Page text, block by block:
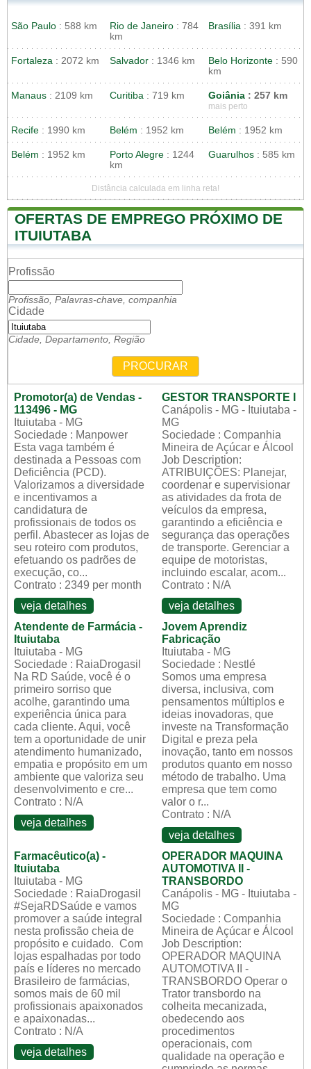
São Paulo : 588 km Rio de Janeiro : 784
km
Brasília : 391 km
Fortaleza : 2072 km Salvador : 1346 km Belo Horizonte : 590
km
Manaus : 2109 km Curitiba : 719 km Goiânia : 257 km
mais perto
Recife : 1990 km Belém : 1952 km Belém : 1952 km
Belém : 1952 km Porto Alegre : 1244
km
Guarulhos : 585 km
Distância calculada em linha reta!
OFERTAS DE EMPREGO PRÓXIMO DE
ITUIUTABA
Profissão
Profissão, Palavras-chave, companhia
Cidade
Cidade, Departamento, Região
PROCURAR
Promotor(a) de Vendas -
113496 - MG
Ituiutaba - MG
Sociedade : Manpower
Esta vaga também é
destinada a Pessoas com
Deficiência (PCD).
Valorizamos a diversidade
e incentivamos a
candidatura de
profissionais de todos os
perfil. Abastecer as lojas de
seu roteiro com produtos,
efetuando os padrões de
execução, co...
Contrato : 2349 per month
veja detalhes
GESTOR TRANSPORTE I
Canápolis - MG - Ituiutaba -
MG
Sociedade : Companhia
Mineira de Açúcar e Álcool
Job Description:
ATRIBUIÇÕES: Planejar,
coordenar e supervisionar
as atividades da frota de
veículos da empresa,
garantindo a eficiência e
segurança das operações
de transporte. Gerenciar a
equipe de motoristas,
incluindo escalar, acom...
Contrato : N/A
veja detalhes
Atendente de Farmácia -
Ituiutaba
Ituiutaba - MG
Sociedade : RaiaDrogasil
Na RD Saúde, você é o
primeiro sorriso que
acolhe, garantindo uma
experiência única para
cada cliente. Aqui, você
tem a oportunidade de unir
atendimento humanizado,
empatia e propósito em um
ambiente que valoriza seu
desenvolvimento e cre...
Contrato : N/A
veja detalhes
Jovem Aprendiz
Fabricação
Ituiutaba - MG
Sociedade : Nestlé
Somos uma empresa
diversa, inclusiva, com
pensamentos múltiplos e
ideias inovadoras, que
investe na Transformação
Digital e preza pela
inovação, tanto em nossos
produtos quanto em nosso
método de trabalho. Uma
empresa que tem como
valor o r...
Contrato : N/A
veja detalhes
Farmacêutico(a) -
Ituiutaba
Ituiutaba - MG
Sociedade : RaiaDrogasil
#SejaRDSaúde e vamos
promover a saúde integral
nesta profissão cheia de
propósito e cuidado. Com
lojas espalhadas por todo
país e líderes no mercado
Brasileiro de farmácias,
somos mais de 60 mil
profissionais apaixonados
e apaixonadas...
Contrato : N/A
veja detalhes
OPERADOR MAQUINA
AUTOMOTIVA II -
TRANSBORDO
Canápolis - MG - Ituiutaba -
MG
Sociedade : Companhia
Mineira de Açúcar e Álcool
Job Description:
OPERADOR MAQUINA
AUTOMOTIVA II -
TRANSBORDO Operar o
Trator transbordo na
colheita mecanizada,
obedecendo aos
procedimentos
operacionais, com
qualidade na operação e